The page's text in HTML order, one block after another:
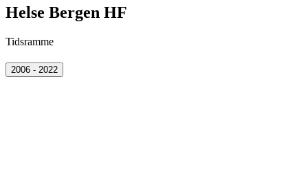
Helse Bergen HF
Tidsramme
2006 - 2022